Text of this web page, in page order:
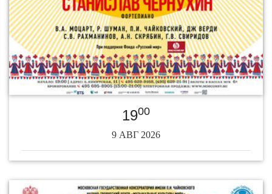
1900
9 АВГ 2026